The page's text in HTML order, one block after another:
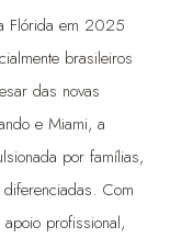
Flórida em 2025
brasileiros
das novas
e Miami, a
por famílias,
Com
profissional,